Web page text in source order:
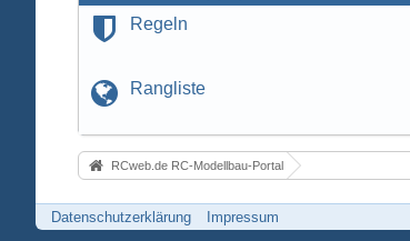
Regeln
Rangliste
RCweb.de RC-Modellbau-Portal
Datenschutzerklärung Impressum